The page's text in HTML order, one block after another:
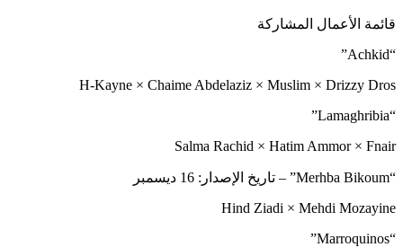
قائمة الأعمال المشاركة
“Achkid”
H-Kayne × Chaime Abdelaziz × Muslim × Drizzy Dros
“Lamaghribia”
Salma Rachid × Hatim Ammor × Fnair
“Merhba Bikoum” – تاريخ الإصدار: 16 ديسمبر
Hind Ziadi × Mehdi Mozayine
“Marroquinos”